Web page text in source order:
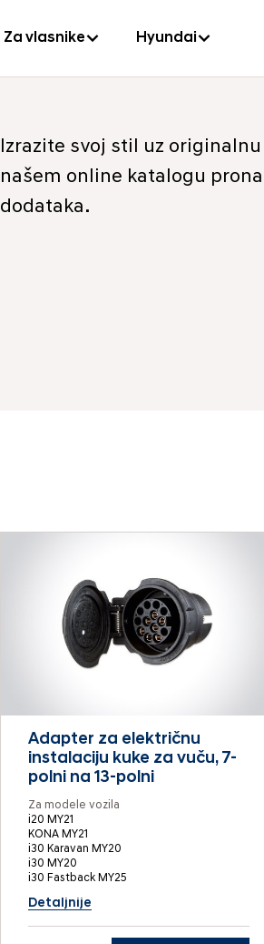
Za vlasnike Hyundai
Izrazite svoj stil uz
našem online katalogu
dodataka.
Adapter za električnu
instalaciju kuke za vuču, 7-
polni na 13-polni
Za modele vozila
i20 MY21
KONA MY21
i30 Karavan MY20
i30 MY20
i30 Fastback MY25
Detaljnije